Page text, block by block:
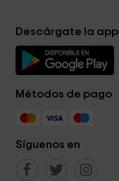
Descárgate la app
Métodos de pago
Síguenos en